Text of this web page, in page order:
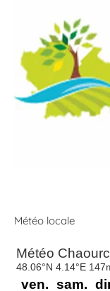
Météo locale